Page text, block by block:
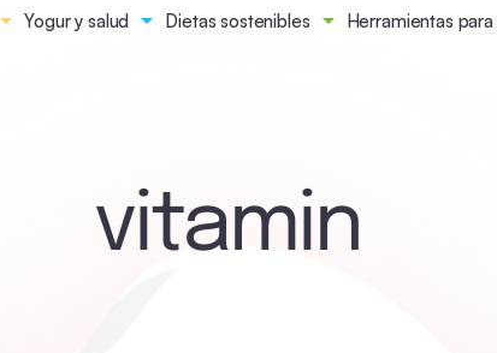
Yogur y salud Dietas sostenibles Herramientas
vitamin